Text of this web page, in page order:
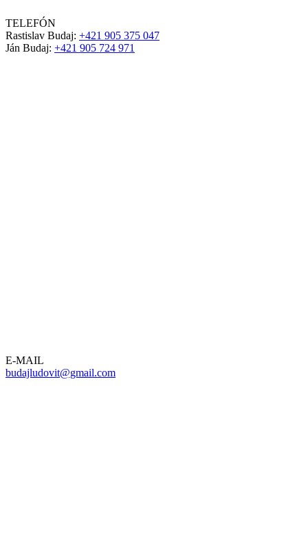
TELEFÓN
Rastislav Budaj: +421 905 375 047
Ján Budaj: +421 905 724 971
E-MAIL
budajludovit@gmail.com